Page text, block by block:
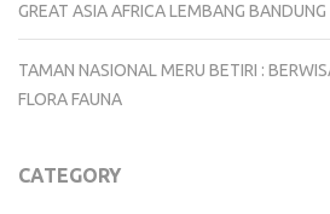
GREAT ASIA AFRICA LEMBANG BANDUNG
TAMAN NASIONAL MERU BETIRI :
FLORA FAUNA
CATEGORY